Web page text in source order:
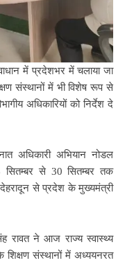
में प्रदेशभर में चलाया जा
संस्थानों में भी विशेष रूप से
अधिकारियों को निर्देश दे
अधिकारी अभियान नोडल
सितम्बर से 30 सितम्बर तक
देहरादून से प्रदेश के मुख्यमंत्री
रावत ने आज राज्य स्वास्थ्य
शिक्षण संस्थानों में अध्ययनरत